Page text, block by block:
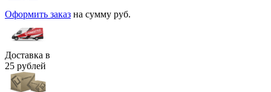
Оформить заказ на сумму руб.
Доставка в
25 рублей